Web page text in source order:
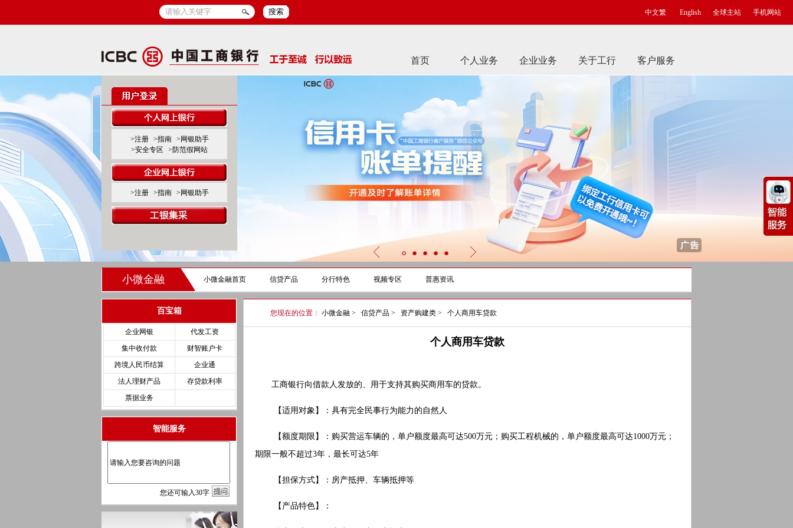
搜索 中文繁 English 全球主站 手机网站
首页 个人业务 企业业务 关于工行 客户服务
>注册 >指南
>网银助手
>安全专区
>防范假网站
>注册 >指南 >网银助手
小微金融 小微金融首页 信贷产品 分行特色 视频专区 普惠资讯
百宝箱
企业网银
代发工资
集中收付款
财智账户卡
跨境人民币结算
企业通
法人理财产品
存贷款利率
票据业务
智能服务
您还可输入30字
您现在的位置： 小微金融 > 信贷产品 > 资产购建类 > 个人商用车贷款
个人商用车贷款
工商银行向借款人发放的、用于支持其购买商用车的贷款。
【适用对象】：具有完全民事行为能力的自然人
【额度期限】：购买营运车辆的，单户额度最高可达500万元；购买工程机械的，单户额度最高可达1000万元；
期限一般不超过3年，最长可达5年
【担保方式】：房产抵押、车辆抵押等
【产品特色】：